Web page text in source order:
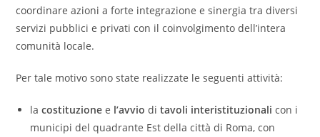
coordinare azioni a forte integrazione e sinergia tra diversi
servizi pubblici e privati con il coinvolgimento dell’intera
comunità locale.
Per tale motivo sono state realizzate le seguenti attività:
lacostituzione e l’avvio ditavoli interistituzionali con i
municipi del quadrante Est della città di Roma, con